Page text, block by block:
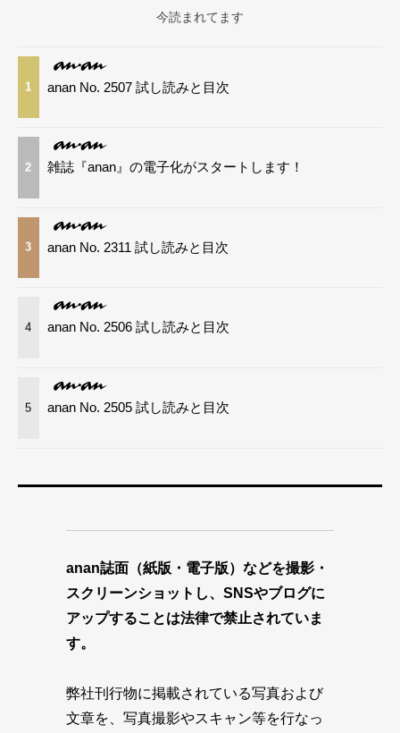
今読まれてます
1 anan No. 2507 試し読みと目次
2 雑誌『anan』の電子化がスタートします！
3 anan No. 2311 試し読みと目次
4 anan No. 2506 試し読みと目次
5 anan No. 2505 試し読みと目次
anan誌面（紙版・電子版）などを撮影・
スクリーンショットし、SNSやブログに
アップすることは法律で禁止されていま
す。
弊社刊行物に掲載されている写真および
文章を、写真撮影やスキャン等を行なっ